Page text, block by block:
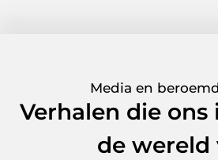
Media en
Verhalen die ons
de wereld